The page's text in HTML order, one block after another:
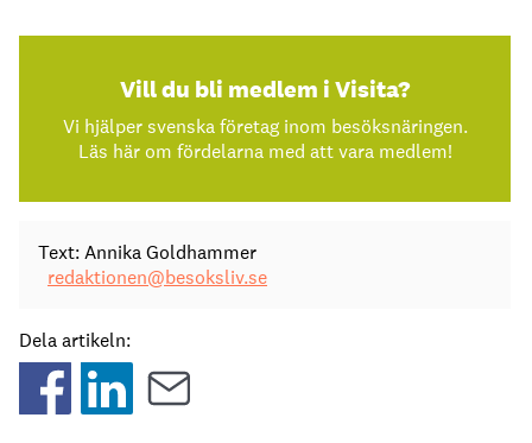
Vill du bli medlem i Visita?
Vi hjälper svenska företag inom besöksnäringen.
Läs här om fördelarna med att vara medlem!
Text: Annika Goldhammer
redaktionen@besoksliv.se
Dela artikeln: